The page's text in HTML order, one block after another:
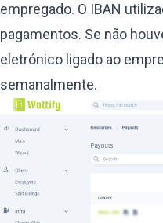
empregado. O IBAN
pagamentos. Se não
eletrónico ligado ao
semanalmente.